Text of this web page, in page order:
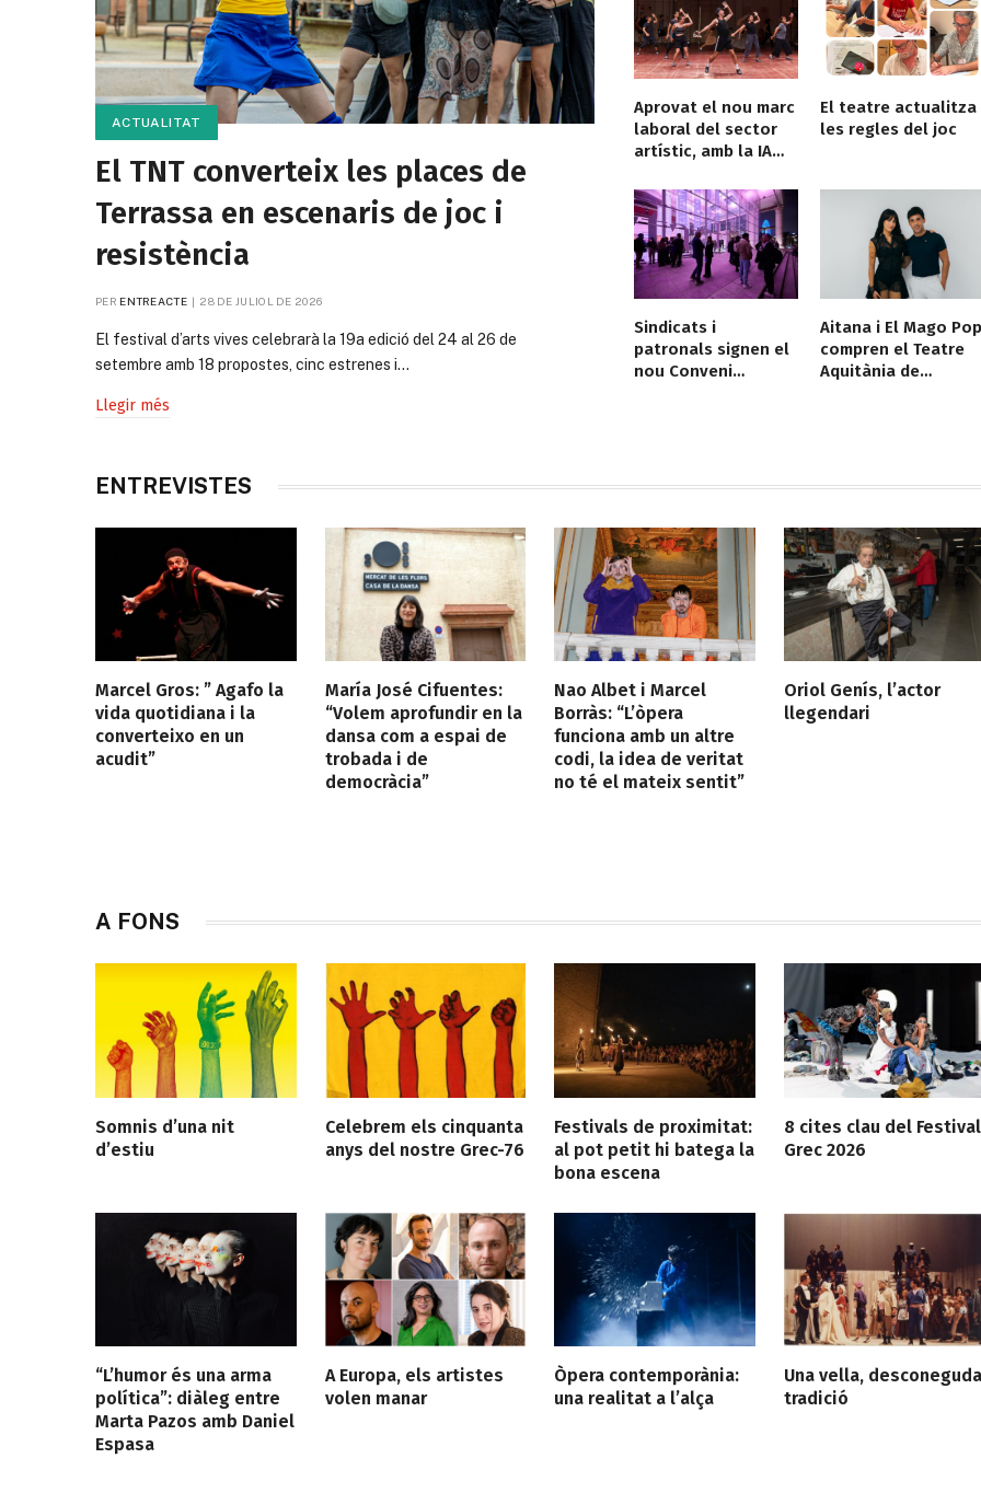
ACTUALITAT
El TNT converteix les places de
Terrassa en escenaris de joc i
resistència
PER ENTREACTE 28 DE JULIOL DE 2026
El festival d’arts vives celebrarà la 19a edició del 24 al 26 de
setembre amb 18 propostes, cinc estrenes i…
Llegir més
Aprovat el nou marc
laboral del sector
artístic, amb la IA
El teatre actualitza
les regles del joc
Sindicats i
patronals signen el
nou Conveni
Aitana i El Mago Pop
compren el Teatre
Aquitània de
ENTREVISTES
Marcel Gros: ” Agafo la
vida quotidiana i la
converteixo en un
acudit”
María José Cifuentes:
“Volem aprofundir en la
dansa com a espai de
trobada i de
democràcia”
Nao Albet i Marcel
Borràs: “L’òpera
funciona amb un altre
codi, la idea de veritat
no té el mateix sentit”
Oriol Genís, l’actor
llegendari
A FONS
Somnis d’una nit
d’estiu
Celebrem els cinquanta
anys del nostre Grec-76
Festivals de proximitat:
al pot petit hi batega la
bona escena
8 cites clau del Festival
Grec 2026
“L’humor és una arma
política”: diàleg entre
Marta Pazos amb Daniel
Espasa
A Europa, els artistes
volen manar
Òpera contemporània:
una realitat a l’alça
Una vella, desconeguda
tradició